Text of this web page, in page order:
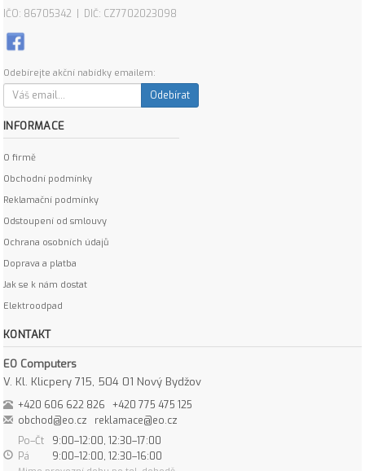
IČO: 86705342 | DIČ: CZ7702023098
Odebírejte akční nabídky emailem:
Odebírat
INFORMACE
O firmě
Obchodní podmínky
Reklamační podmínky
Odstoupení od smlouvy
Ochrana osobních údajů
Doprava a platba
Jak se k nám dostat
Elektroodpad
KONTAKT
EO Computers
V. Kl. Klicpery 715, 504 01 Nový Bydžov
+420 606 622 826
+420 775 475 125
obchod@eo.cz
reklamace@eo.cz
Po–Čt
9:00–12:00, 12:30–17:00
Pá
9:00–12:00, 12:30–16:00